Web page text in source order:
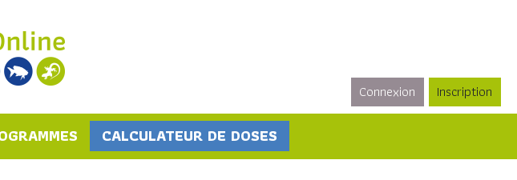
CALCULATEUR DE DOSES
Connexion Inscription